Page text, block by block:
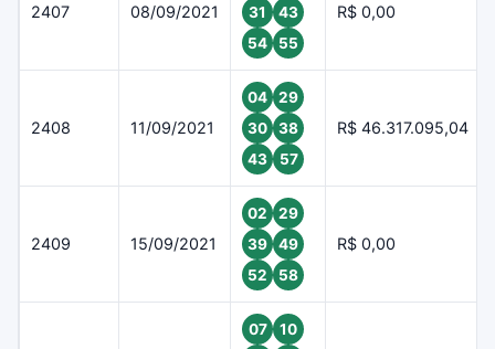
2407 08/09/2021
31
43
54
55
R$ 0,00
2408 11/09/2021
04
29
30
38
43
57
R$ 46.317.095,04
2409 15/09/2021
02
29
39
49
52
58
R$ 0,00
07
10